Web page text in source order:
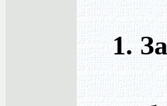
1.
1.1.